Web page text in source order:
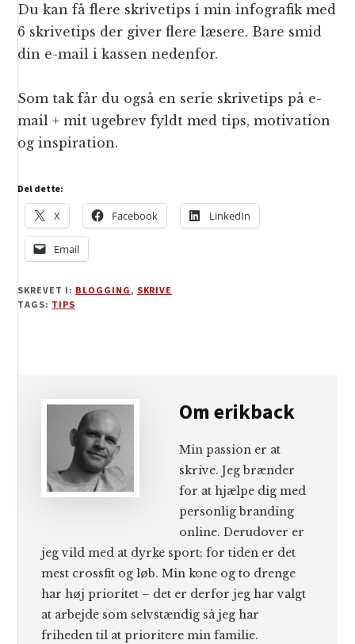
Du kan få flere skrivetips i min infografik med
6 skrivetips der giver flere læsere. Bare smid
din e-mail i kassen nedenfor.
Som tak får du også en serie skrivetips på e-
mail + mit ugebrev fyldt med tips, motivation
og inspiration.
Del dette:
X Facebook LinkedIn
Email
SKREVET I: BLOGGING, SKRIVE
TAGS: TIPS
Omerikback
Min passion er at
skrive. Jeg brænder
for at hjælpe dig med
personlig branding
online. Derudover er
jeg vild med at dyrke sport; for tiden er det
mest crossfit og løb. Min kone og to drenge
har høj prioritet – det er derfor jeg har valgt
at arbejde som selvstændig så jeg har
friheden til at prioritere min familie.